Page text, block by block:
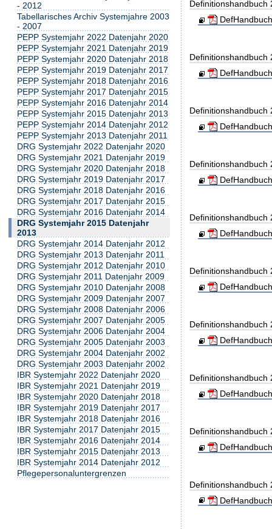
Definitionshandbuch
Definitionshandbuch
Definitionshandbuch
Definitionshandbuch
Definitionshandbuch
Definitionshandbuch
Definitionshandbuch
Definitionshandbuch
Definitionshandbuch
Definitionshandbuch
- 2012
Tabellarisches Archiv Systemjahre 2003
- 2007
PEPP Systemjahr 2022 Datenjahr 2020
PEPP Systemjahr 2021 Datenjahr 2019
PEPP Systemjahr 2020 Datenjahr 2018
PEPP Systemjahr 2019 Datenjahr 2017
PEPP Systemjahr 2018 Datenjahr 2016
PEPP Systemjahr 2017 Datenjahr 2015
PEPP Systemjahr 2016 Datenjahr 2014
PEPP Systemjahr 2015 Datenjahr 2013
PEPP Systemjahr 2014 Datenjahr 2012
PEPP Systemjahr 2013 Datenjahr 2011
DRG Systemjahr 2022 Datenjahr 2020
DRG Systemjahr 2021 Datenjahr 2019
DRG Systemjahr 2020 Datenjahr 2018
DRG Systemjahr 2019 Datenjahr 2017
DRG Systemjahr 2018 Datenjahr 2016
DRG Systemjahr 2017 Datenjahr 2015
DRG Systemjahr 2016 Datenjahr 2014
DRG Systemjahr 2015 Datenjahr
2013
DRG Systemjahr 2014 Datenjahr 2012
DRG Systemjahr 2013 Datenjahr 2011
DRG Systemjahr 2012 Datenjahr 2010
DRG Systemjahr 2011 Datenjahr 2009
DRG Systemjahr 2010 Datenjahr 2008
DRG Systemjahr 2009 Datenjahr 2007
DRG Systemjahr 2008 Datenjahr 2006
DRG Systemjahr 2007 Datenjahr 2005
DRG Systemjahr 2006 Datenjahr 2004
DRG Systemjahr 2005 Datenjahr 2003
DRG Systemjahr 2004 Datenjahr 2002
DRG Systemjahr 2003 Datenjahr 2002
IBR Systemjahr 2022 Datenjahr 2020
IBR Systemjahr 2021 Datenjahr 2019
IBR Systemjahr 2020 Datenjahr 2018
IBR Systemjahr 2019 Datenjahr 2017
IBR Systemjahr 2018 Datenjahr 2016
IBR Systemjahr 2017 Datenjahr 2015
IBR Systemjahr 2016 Datenjahr 2014
IBR Systemjahr 2015 Datenjahr 2013
IBR Systemjahr 2014 Datenjahr 2012
Pflegepersonaluntergrenzen